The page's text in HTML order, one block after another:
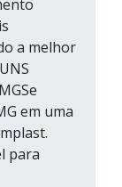
a melhor
em uma
para